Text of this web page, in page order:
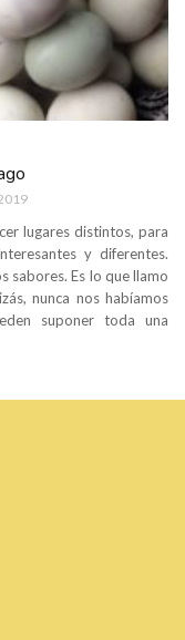
lugares distintos, para
y diferentes.
sabores. Es lo que llamo
nunca nos habíamos
suponer toda una